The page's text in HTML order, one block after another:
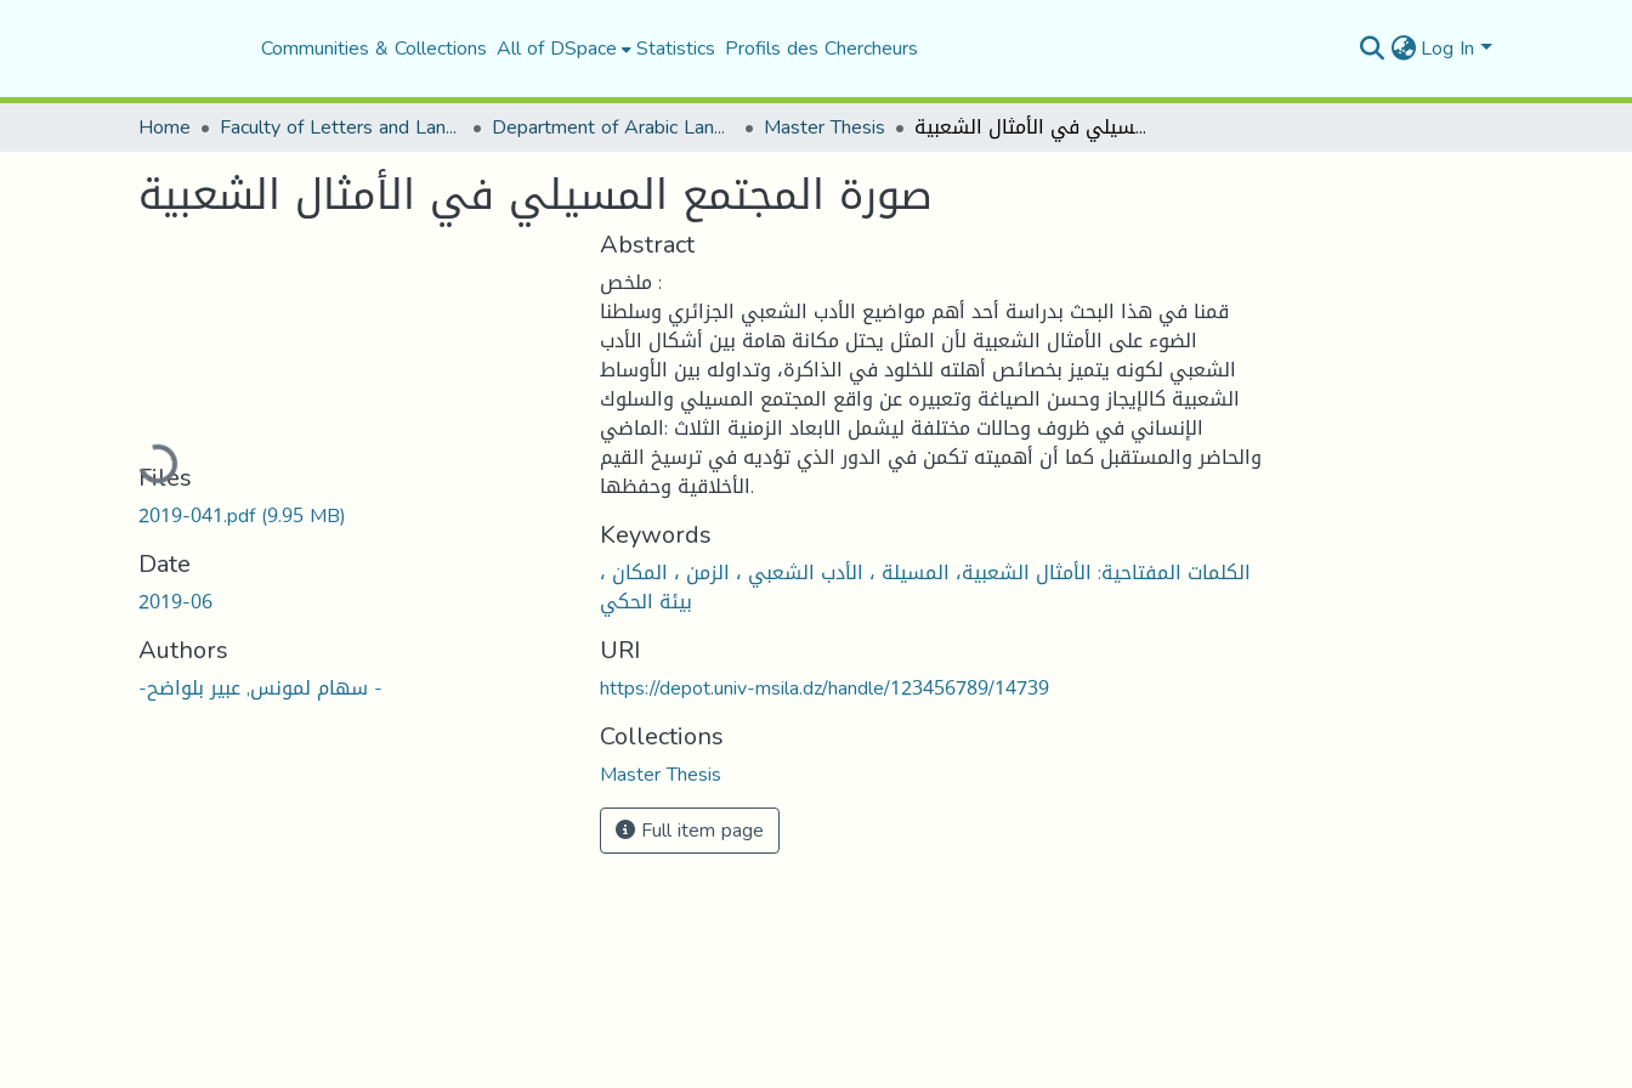
Communities & Collections All of DSpace Statistics Profils des Chercheurs Log In
Home Faculty of Letters and Languages Department of Arabic Language and Literature Master Thesis صورة المجتمع المسيلي في الأمثال الشعبية
صورة المجتمع المسيلي في الأمثال الشعبية
Loading...
Files
2019-041.pdf(9.95 MB)
Date
2019-06
Authors
-سهام لمونس, عبير بلواضح -
Abstract
ملخص :
قمنا في هذا البحث بدراسة أحد أهم مواضيع الأدب الشعبي الجزائري وسلطنا
الضوء على الأمثال الشعبية لأن المثل يحتل مكانة هامة بين أشكال الأدب
الشعبي لكونه يتميز بخصائص أهلته للخلود في الذاكرة، وتداوله بين الأوساط
الشعبية كالإيجاز وحسن الصياغة وتعبيره عن واقع المجتمع المسيلي والسلوك
الإنساني في ظروف وحالات مختلفة ليشمل الابعاد الزمنية الثلاث :الماضي
والحاضر والمستقبل كما أن أهميته تكمن في الدور الذي تؤديه في ترسيخ القيم
الأخلاقية وحفظها.
Keywords
الكلمات المفتاحية: الأمثال الشعبية، المسيلة ، الأدب الشعبي ، الزمن ، المكان ،
بيئة الحكي
URI
https://depot.univ-msila.dz/handle/123456789/14739
Collections
Master Thesis
Full item page